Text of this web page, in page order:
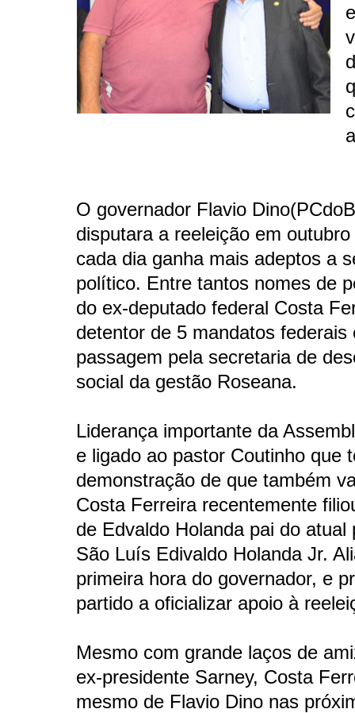
O governador Flavio
disputara a reeleição em
cada dia ganha mais adeptos a
político. Entre tantos nomes de
do ex-deputado federal Costa
detentor de 5 mandatos federais
passagem pela secretaria de
social da gestão Roseana.
Liderança importante da
e ligado ao pastor Coutinho que
demonstração de que também
Costa Ferreira recentemente
de Edvaldo Holanda pai do atual
São Luís Edivaldo Holanda Jr.
primeira hora do governador, e
partido a oficializar apoio à
Mesmo com grande laços de
ex-presidente Sarney, Costa
mesmo de Flavio Dino nas